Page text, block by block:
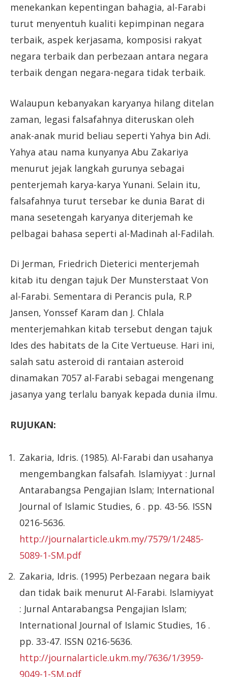
menekankan kepentingan bahagia, al-Farabi
turut menyentuh kualiti kepimpinan negara
terbaik, aspek kerjasama, komposisi rakyat
negara terbaik dan perbezaan antara negara
terbaik dengan negara-negara tidak terbaik.
Walaupun kebanyakan karyanya hilang ditelan
zaman, legasi falsafahnya diteruskan oleh
anak-anak murid beliau seperti Yahya bin Adi.
Yahya atau nama kunyanya Abu Zakariya
menurut jejak langkah gurunya sebagai
penterjemah karya-karya Yunani. Selain itu,
falsafahnya turut tersebar ke dunia Barat di
mana sesetengah karyanya diterjemah ke
pelbagai bahasa seperti al-Madinah al-Fadilah.
Di Jerman, Friedrich Dieterici menterjemah
kitab itu dengan tajuk Der Munsterstaat Von
al-Farabi. Sementara di Perancis pula, R.P
Jansen, Yonssef Karam dan J. Chlala
menterjemahkan kitab tersebut dengan tajuk
Ides des habitats de la Cite Vertueuse. Hari ini,
salah satu asteroid di rantaian asteroid
dinamakan 7057 al-Farabi sebagai mengenang
jasanya yang terlalu banyak kepada dunia ilmu.
RUJUKAN:
Zakaria, Idris. (1985). Al-Farabi dan usahanya
mengembangkan falsafah. Islamiyyat : Jurnal
Antarabangsa Pengajian Islam; International
Journal of Islamic Studies, 6 . pp. 43-56. ISSN
0216-5636.
http://journalarticle.ukm.my/7579/1/2485-
5089-1-SM.pdf
Zakaria, Idris. (1995) Perbezaan negara baik
dan tidak baik menurut Al-Farabi. Islamiyyat
: Jurnal Antarabangsa Pengajian Islam;
International Journal of Islamic Studies, 16 .
pp. 33-47. ISSN 0216-5636.
http://journalarticle.ukm.my/7636/1/3959-
9049-1-SM.pdf